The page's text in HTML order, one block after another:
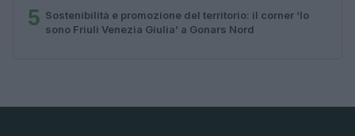
5 Sostenibilità e promozione del territorio: il corner ‘Io
sono Friuli Venezia Giulia’ a Gonars Nord